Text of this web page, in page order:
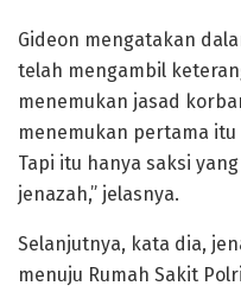
Gideon mengatakan
telah mengambil
menemukan jasad
menemukan pertama
Tapi itu hanya saksi
jenazah,” jelasnya.
Selanjutnya, kata dia,
menuju Rumah Sakit